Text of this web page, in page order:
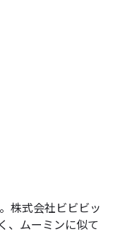
株式会社ビビビッ
、ムーミンに似て